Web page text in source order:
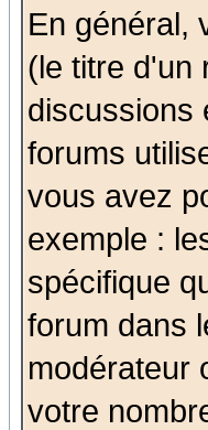
En général,
(le titre d'un
discussions
forums
vous avez
exemple :
spécifique
forum dans
modérateur
votre